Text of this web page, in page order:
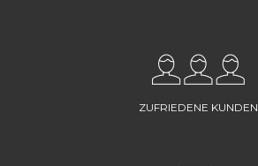
ZUFRIEDENE KUNDEN